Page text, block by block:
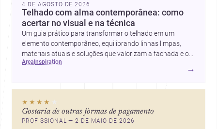
4 DE AGOSTO DE 2026
Telhado com alma contemporânea: como
acertar no visual e na técnica
Um guia prático para transformar o telhado em um
elemento contemporâneo, equilibrando linhas limpas,
materiais atuais e soluções que valorizam a fachada e o
conforto da casa.
area inspiration
→
★★★★ ★
Gostaria de outras formas de pagamento
PROFISSIONAL — 2 DE MAIO DE 2026